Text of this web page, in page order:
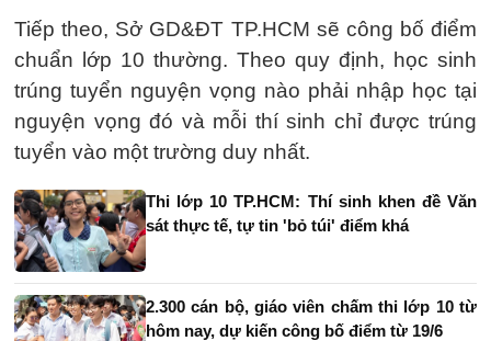
Tiếp theo, Sở GD&ĐT TP.HCM sẽ công bố điểm
chuẩn lớp 10 thường. Theo quy định, học sinh
trúng tuyển nguyện vọng nào phải nhập học tại
nguyện vọng đó và mỗi thí sinh chỉ được trúng
tuyển vào một trường duy nhất.
Thi lớp 10 TP.HCM: Thí sinh khen đề Văn
sát thực tế, tự tin 'bỏ túi' điểm khá
2.300 cán bộ, giáo viên chấm thi lớp 10 từ
hôm nay, dự kiến công bố điểm từ 19/6